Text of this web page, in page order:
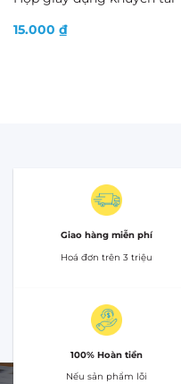
15.000 ₫
Giao hàng miễn phí
Hoá đơn trên 3 triệu
100% Hoàn tiền
Nếu sản phẩm lỗi